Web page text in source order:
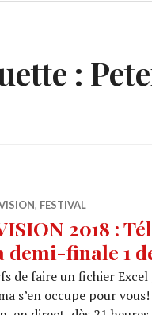
:
, FESTIVAL
2018 :
demi-finale 1
de faire un fichier
s’en occupe pour